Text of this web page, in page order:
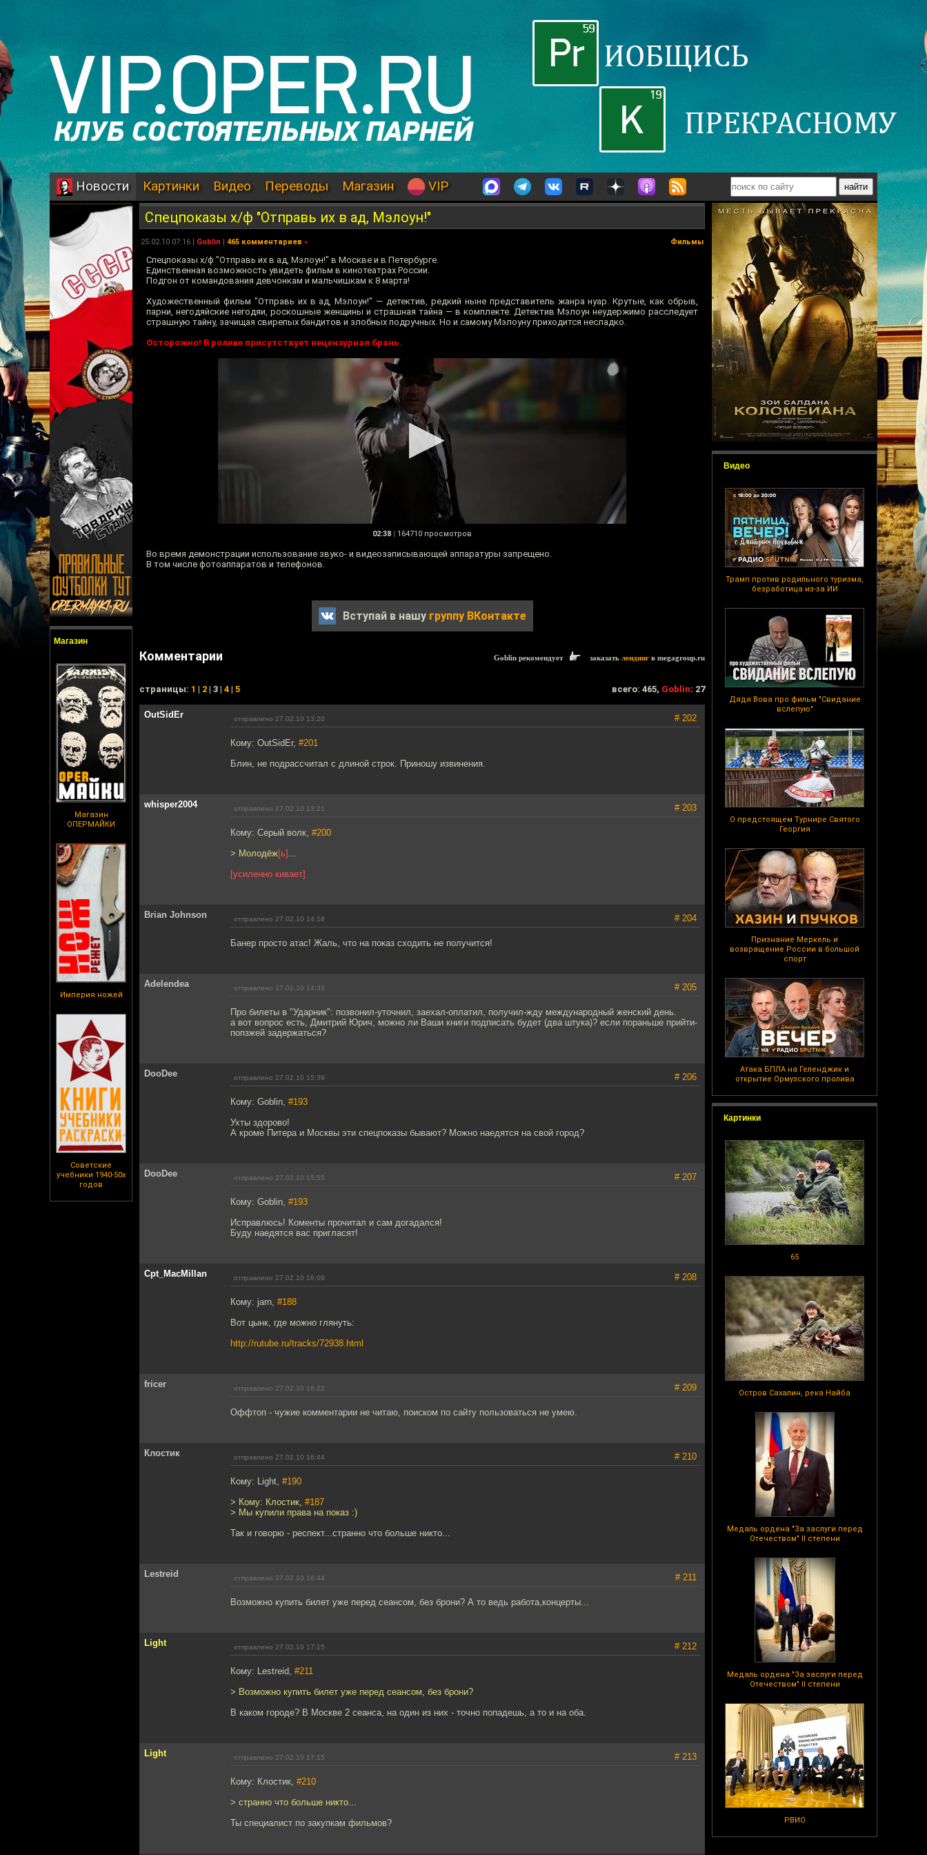
Новости Картинки Видео Переводы Магазин VIP
Магазин
Магазин
ОПЕРМАЙКИ
Империя ножей
Советские
учебники 1940-50х
годов
Видео
Трамп против родильного туризма,
безработица из-за ИИ
Дядя Вова про фильм "Свидание
вслепую"
О предстоящем Турнире Святого
Георгия
Признание Меркель и
возвращение России в большой
спорт
Атака БПЛА на Геленджик и
открытие Ормузского пролива
Картинки
65
Остров Сахалин, река Найба
Медаль ордена "За заслуги перед
Отечеством" II степени
Медаль ордена "За заслуги перед
Отечеством" II степени
РВИО
Спецпоказы х/ф "Отправь их в ад, Мэлоун!"
25.02.10 07:16 | Goblin | 465 комментариев » Фильмы
Спецпоказы х/ф "Отправь их в ад, Мэлоун!" в Москве и в Петербурге.
Единственная возможность увидеть фильм в кинотеатрах России.
Подгон от командования девчонкам и мальчишкам к 8 марта!
Художественный фильм "Отправь их в ад, Мэлоун!" — детектив, редкий ныне представитель жанра нуар. Крутые, как обрыв,
парни, негодяйские негодяи, роскошные женщины и страшная тайна — в комплекте. Детектив Мэлоун неудержимо расследует
страшную тайну, зачищая свирепых бандитов и злобных подручных. Но и самому Мэлоуну приходится несладко.
Осторожно! В ролике присутствует нецензурная брань.
02:38 | 164710 просмотров
Во время демонстрации использование звуко- и видеозаписывающей аппаратуры запрещено.
В том числе фотоаппаратов и телефонов.
Вступай в нашу группу ВКонтакте
Комментарии Goblin рекомендует заказать лендинг в megagroup.ru
cтраницы: 1 | 2 | 3 | 4 | 5 всего: 465, Goblin: 27
OutSidEr отправлено 27.02.10 13:20 # 202
Кому: OutSidEr, #201
Блин, не подрассчитал с длиной строк. Приношу извинения.
whisper2004 отправлено 27.02.10 13:21 # 203
Кому: Серый волк, #200
> Молодёж[ь] ...
[усиленно кивает]
Brian Johnson отправлено 27.02.10 14:18 # 204
Банер просто атас! Жаль, что на показ сходить не получится!
Adelendea отправлено 27.02.10 14:33 # 205
Про билеты в "Ударник": позвонил-уточнил, заехал-оплатил, получил-жду международный женский день.
а вот вопрос есть, Дмитрий Юрич, можно ли Ваши книги подписать будет (два штука)? если пораньше прийти-
попзжей задержаться?
DooDee отправлено 27.02.10 15:39 # 206
Кому: Goblin, #193
Ухты здорово!
А кроме Питера и Москвы эти спецпоказы бывают? Можно наедятся на свой город?
DooDee отправлено 27.02.10 15:55 # 207
Кому: Goblin, #193
Исправлюсь! Коменты прочитал и сам догадался!
Буду наедятся вас пригласят!
Cpt_MacMillan отправлено 27.02.10 16:09 # 208
Кому: jarn, #188
Вот цынк, где можно глянуть:
http://rutube.ru/tracks/72938.html
fricer отправлено 27.02.10 16:22 # 209
Оффтоп - чужие комментарии не читаю, поиском по сайту пользоваться не умею.
Клостик отправлено 27.02.10 16:44 # 210
Кому: Light, #190
> Кому: Клостик, #187
> Мы купили права на показ :)
Так и говорю - респект...странно что больше никто...
Lestreid отправлено 27.02.10 16:44 # 211
Возможно купить билет уже перед сеансом, без брони? А то ведь работа,концерты...
Light отправлено 27.02.10 17:15 # 212
Кому: Lestreid, #211
> Возможно купить билет уже перед сеансом, без брони?
В каком городе? В Москве 2 сеанса, на один из них - точно попадешь, а то и на оба.
Light отправлено 27.02.10 17:15 # 213
Кому: Клостик, #210
> странно что больше никто...
Ты специалист по закупкам фильмов?